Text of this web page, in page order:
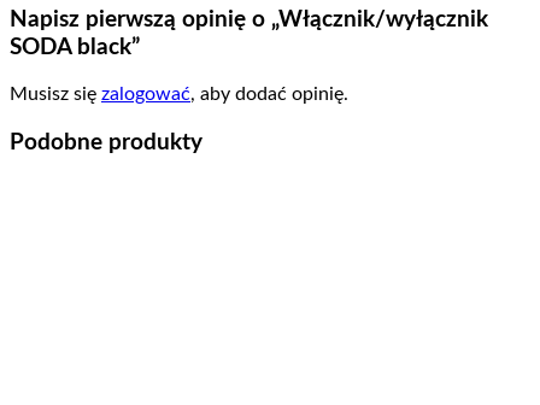
Napisz pierwszą opinię o „Włącznik/wyłącznik
SODA black”
Musisz się zalogować, aby dodać opinię.
Podobne produkty